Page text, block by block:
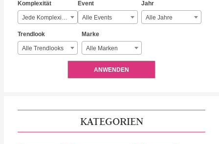
Komplexität
Jede Komplexität
Event
Alle Events
Jahr
Alle Jahre
Trendlook
Alle Trendlooks
Marke
Alle Marken
ANWENDEN
KATEGORIEN